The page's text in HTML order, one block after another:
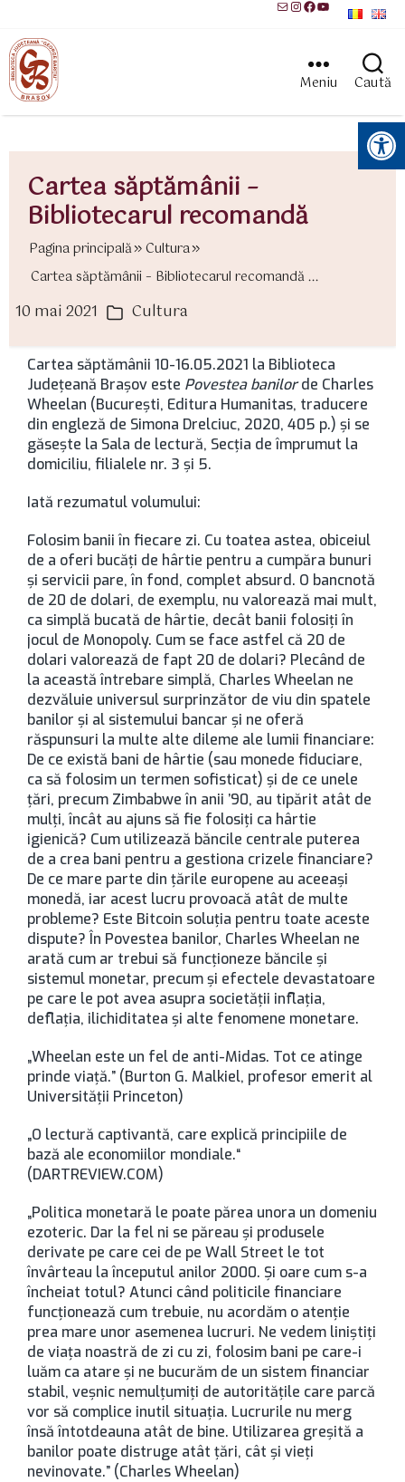
MailInstagram
Facebook
YouTube
Meniu Caută
Instrumente pentru accesibilitate
Cartea săptămânii –
Bibliotecarul recomandă
Pagina principală
Cultura
Cartea săptămânii – Bibliotecarul recomandă ...
10 mai 2021 Categorii
Cultura
Cartea săptămânii 10-16.05.2021 la Biblioteca
Județeană Brașov este Povestea banilorde Charles
Wheelan (București, Editura Humanitas, traducere
din engleză de Simona Drelciuc, 2020, 405 p.) și se
găsește la Sala de lectură, Secția de împrumut la
domiciliu, filialele nr. 3 și 5.
Iată rezumatul volumului:
Folosim banii în fiecare zi. Cu toatea astea, obiceiul
de a oferi bucăți de hârtie pentru a cumpăra bunuri
și servicii pare, în fond, complet absurd. O bancnotă
de 20 de dolari, de exemplu, nu valorează mai mult,
ca simplă bucată de hârtie, decât banii folosiți în
jocul de Monopoly. Cum se face astfel că 20 de
dolari valorează de fapt 20 de dolari? Plecând de
la această întrebare simplă, Charles Wheelan ne
dezvăluie universul surprinzător de viu din spatele
banilor și al sistemului bancar și ne oferă
răspunsuri la multe alte dileme ale lumii financiare:
De ce există bani de hârtie (sau monede fiduciare,
ca să folosim un termen sofisticat) și de ce unele
țări, precum Zimbabwe în anii ’90, au tipărit atât de
mulți, încât au ajuns să fie folosiți ca hârtie
igienică? Cum utilizează băncile centrale puterea
de a crea bani pentru a gestiona crizele financiare?
De ce mare parte din țările europene au aceeași
monedă, iar acest lucru provoacă atât de multe
probleme? Este Bitcoin soluția pentru toate aceste
dispute? În Povestea banilor, Charles Wheelan ne
arată cum ar trebui să funcționeze băncile și
sistemul monetar, precum și efectele devastatoare
pe care le pot avea asupra societății inflația,
deflația, ilichiditatea și alte fenomene monetare.
„Wheelan este un fel de anti-Midas. Tot ce atinge
prinde viață.” (Burton G. Malkiel, profesor emerit al
Universității Princeton)
„O lectură captivantă, care explică principiile de
bază ale economiilor mondiale.“
(DARTREVIEW.COM)
„Politica monetară le poate părea unora un domeniu
ezoteric. Dar la fel ni se păreau și produsele
derivate pe care cei de pe Wall Street le tot
învârteau la începutul anilor 2000. Și oare cum s-a
încheiat totul? Atunci când politicile financiare
funcționează cum trebuie, nu acordăm o atenție
prea mare unor asemenea lucruri. Ne vedem liniștiți
de viața noastră de zi cu zi, folosim bani pe care-i
luăm ca atare și ne bucurăm de un sistem financiar
stabil, veșnic nemulțumiți de autoritățile care parcă
vor să complice inutil situația. Lucrurile nu merg
însă întotdeauna atât de bine. Utilizarea greșită a
banilor poate distruge atât țări, cât și vieți
nevinovate.” (Charles Wheelan)